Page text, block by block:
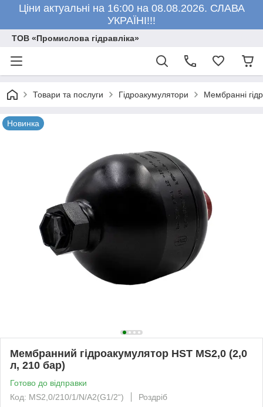
Ціни актуальні на 16:00 на 08.08.2026. СЛАВА
УКРАЇНІ!!!
ТОВ «Промислова гідравліка»
Товари та послуги Гідроакумулятори Мембранні
Новинка
Мембранний гідроакумулятор HST MS2,0 (2,0
л, 210 бар)
Готово до відправки
Код: MS2,0/210/1/N/A2(G1/2“)
Роздріб